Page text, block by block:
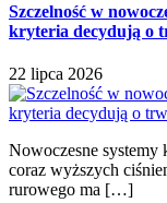
Szczelność w
kryteria decydują o
22 lipca 2026
Nowoczesne systemy
coraz wyższych
rurowego ma […]